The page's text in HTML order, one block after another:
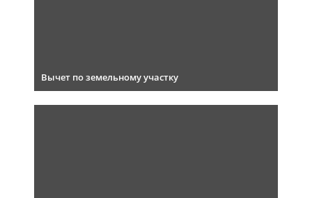
Вычет по земельному участку